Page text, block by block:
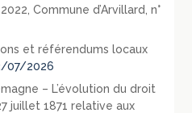
Commune d’Arvillard, n°
et référendums locaux
07/2026
– L’évolution du droit
juillet 1871 relative aux